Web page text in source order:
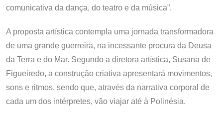
comunicativa da dança, do teatro e da música”.
A proposta artística contempla uma jornada transformadora
de uma grande guerreira, na incessante procura da Deusa
da Terra e do Mar. Segundo a diretora artística, Susana de
Figueiredo, a construção criativa apresentará movimentos,
sons e ritmos, sendo que, através da narrativa corporal de
cada um dos intérpretes, vão viajar até à Polinésia.